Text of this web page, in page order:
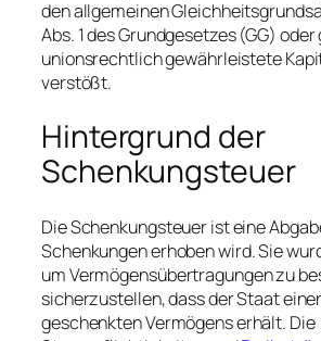
den allgemeinen
Abs. 1 des Grundgesetzes (GG)
unionsrechtlich gewährleistete
verstößt.
Hintergrund der
Schenkungsteuer
Die Schenkungsteuer ist eine
Schenkungen erhoben wird. Sie
um Vermögensübertragungen zu
sicherzustellen, dass der Staat
geschenkten Vermögens erhält. Die